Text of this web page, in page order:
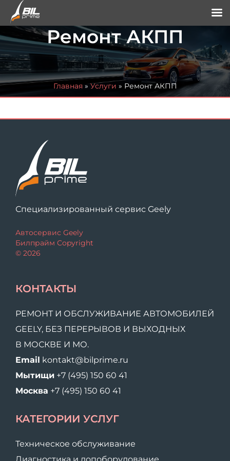
Ремонт АКПП
Главная »Услуги » Ремонт АКПП
Специализированный сервис Geely
Автосервис Geely
Билпрайм Copyright
© 2026
КОНТАКТЫ
РЕМОНТ И ОБСЛУЖИВАНИЕ АВТОМОБИЛЕЙ
GEELY, БЕЗ ПЕРЕРЫВОВ И ВЫХОДНЫХ
В МОСКВЕ И МО.
Email kontakt@bilprime.ru
Мытищи +7 (495) 150 60 41
Москва +7 (495) 150 60 41
КАТЕГОРИИ УСЛУГ
Техническое обслуживание